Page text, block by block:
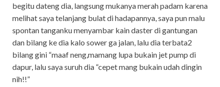
begitu dateng dia, langsung mukanya merah padam karena
melihat saya telanjang bulat di hadapannya, saya pun malu
spontan tanganku menyambar kain daster di gantungan
dan bilang ke dia kalo sower ga jalan, lalu dia terbata2
bilang gini “maaf neng,mamang lupa bukain jet pump di
dapur, lalu saya suruh dia “cepet mang bukain udah dingin
nih!!”